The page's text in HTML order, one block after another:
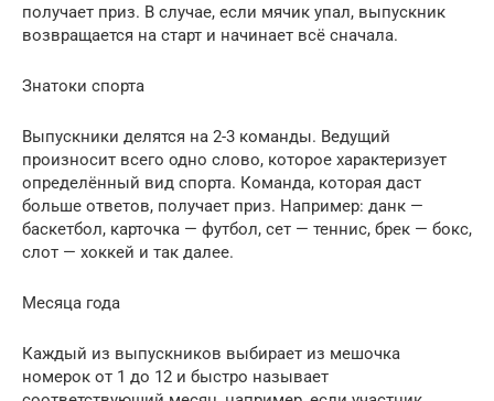
получает приз. В случае, если мячик упал, выпускник
возвращается на старт и начинает всё сначала.
Знатоки спорта
Выпускники делятся на 2-3 команды. Ведущий
произносит всего одно слово, которое характеризует
определённый вид спорта. Команда, которая даст
больше ответов, получает приз. Например: данк —
баскетбол, карточка — футбол, сет — теннис, брек — бокс,
слот — хоккей и так далее.
Месяца года
Каждый из выпускников выбирает из мешочка
номерок от 1 до 12 и быстро называет